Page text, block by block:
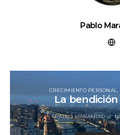
Pablo
CRECIMIENTO PERSONAL
La
PABLO MARAMBIO